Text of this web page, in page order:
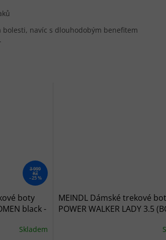
navíc s dlouhodobým benefitem
3 999
Kč
–25 %
boty
black -
Skladem
MEINDL Dámské trekové
POWER WALKER LADY 3.5